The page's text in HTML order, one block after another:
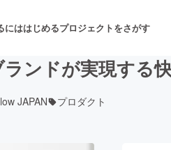
にははじめるプロジェクトをさがす
ンドが実現する
JAPAN プロダクト